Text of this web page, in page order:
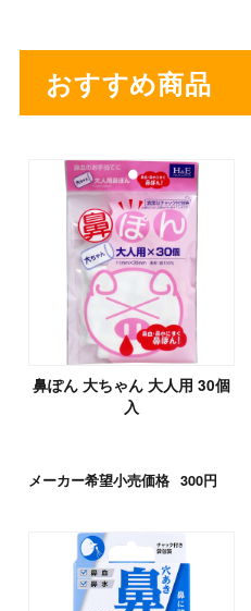
おすすめ商品
鼻ぽん 大ちゃん 大人用 30個
入
メーカー希望小売価格 300円